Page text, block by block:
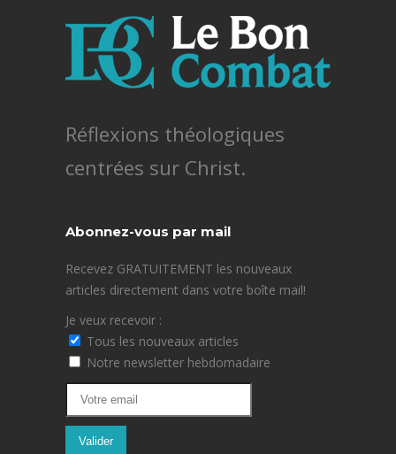
Réflexions théologiques
centrées sur Christ.
Abonnez-vous par mail
Recevez GRATUITEMENT les nouveaux
articles directement dans votre boîte mail!
Je veux recevoir :
Tous les nouveaux articles
Notre newsletter hebdomadaire